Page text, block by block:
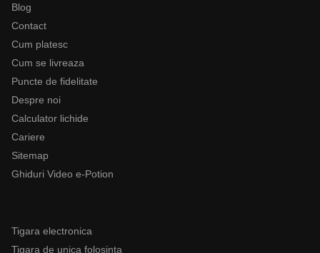
Blog
Contact
Cum platesc
Cum se livreaza
Puncte de fidelitate
Despre noi
Calculator lichide
Cariere
Sitemap
Ghiduri Video e-Potion
Tigara electronica
Tigara de unica folosinta